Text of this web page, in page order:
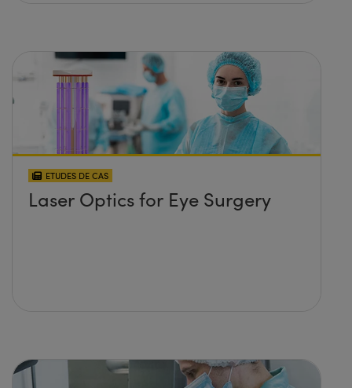
ETUDES DE CAS
Laser Optics for Eye Surgery